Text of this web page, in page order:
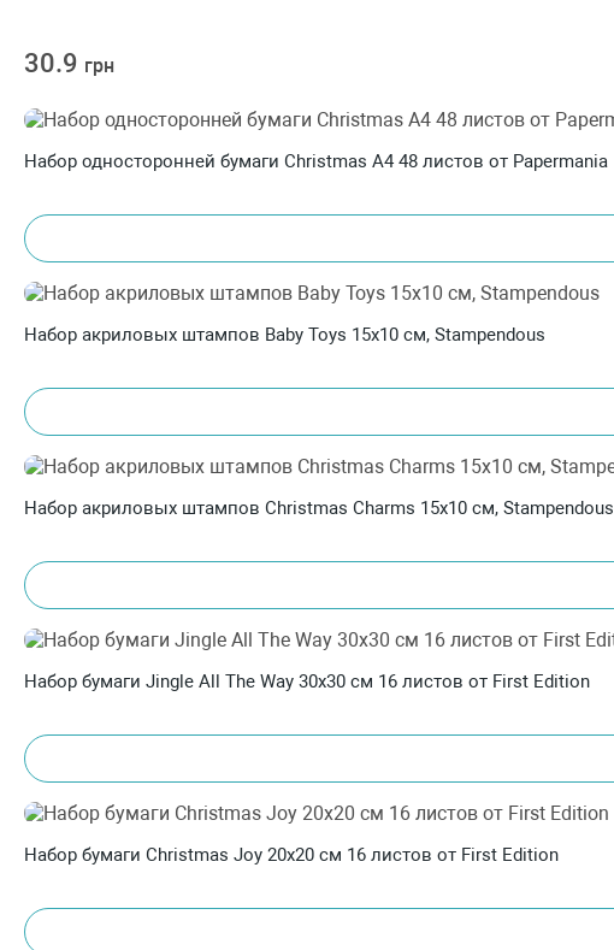
30.9 грн
Набор односторонней бумаги Christmas A4 48 листов от Papermania
Набор акриловых штампов Baby Toys 15х10 см, Stampendous
Набор акриловых штампов Christmas Charms 15х10 см, Stampendous
Набор бумаги Jingle All The Way 30х30 см 16 листов от First Edition
Набор бумаги Christmas Joy 20х20 см 16 листов от First Edition